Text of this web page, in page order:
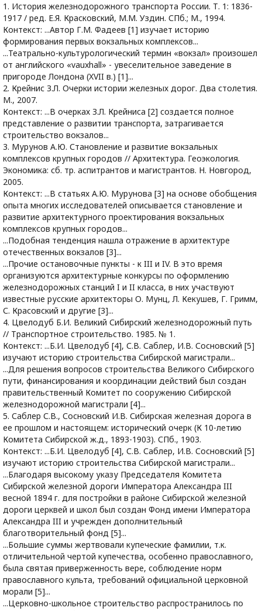
1. История железнодорожного транспорта России. Т. 1: 1836-
1917 / ред. Е.Я. Красковский, М.М. Уздин. СПб.; М., 1994.
Контекст: ...Автор Г.М. Фадеев [1] изучает историю
формирования первых вокзальных комплексов...
...Театрально-культурологический термин «вокзал» произошел
от английского «vauxhall» - увеселительное заведение в
пригороде Лондона (XVII в.) [1]...
2. Крейнис З.Л. Очерки истории железных дорог. Два столетия.
М., 2007.
Контекст: ...В очерках З.Л. Крейниса [2] создается полное
представление о развитии транспорта, затрагивается
строительство вокзалов...
3. Мурунов А.Ю. Становление и развитие вокзальных
комплексов крупных городов // Архитектура. Геоэкология.
Экономика: сб. тр. аспитрантов и магистрантов. Н. Новгород,
2005.
Контекст: ...В статьях А.Ю. Мурунова [3] на основе обобщения
опыта многих исследователей описывается становление и
развитие архитектурного проектирования вокзальных
комплексов крупных городов...
...Подобная тенденция нашла отражение в архитектуре
отечественных вокзалов [3]...
...Прочие остановочные пункты - к III и IV. В это время
организуются архитектурные конкурсы по оформлению
железнодорожных станций I и II класса, в них участвуют
известные русские архитекторы О. Мунц, Л. Кекушев, Г. Гримм,
С. Красовский и другие [3]...
4. Цвелодуб Б.И. Великий Сибирский железнодорожный путь
// Транспортное строительство. 1985. № 1.
Контекст: ...Б.И. Цвелодуб [4], С.В. Саблер, И.В. Сосновский [5]
изучают историю строительства Сибирской магистрали...
...Для решения вопросов строительства Великого Сибирского
пути, финансирования и координации действий был создан
правительственный Комитет по сооружению Сибирской
железнодорожной магистрали [4]...
5. Саблер С.В., Сосновский И.В. Сибирская железная дорога в
ее прошлом и настоящем: исторический очерк (К 10-летию
Комитета Сибирской ж.д., 1893-1903). СПб., 1903.
Контекст: ...Б.И. Цвелодуб [4], С.В. Саблер, И.В. Сосновский [5]
изучают историю строительства Сибирской магистрали...
...Благодаря высокому указу Председателя Комитета
Сибирской железной дороги Императора Александра III
весной 1894 г. для постройки в районе Сибирской железной
дороги церквей и школ был создан Фонд имени Императора
Александра III и учрежден дополнительный
благотворительный фонд [5]...
...Большие суммы жертвовали купеческие фамилии, т.к.
отличительной чертой купечества, особенно православного,
была святая приверженность вере, соблюдение норм
православного культа, требований официальной церковной
морали [5]...
...Церковно-школьное строительство распространилось по